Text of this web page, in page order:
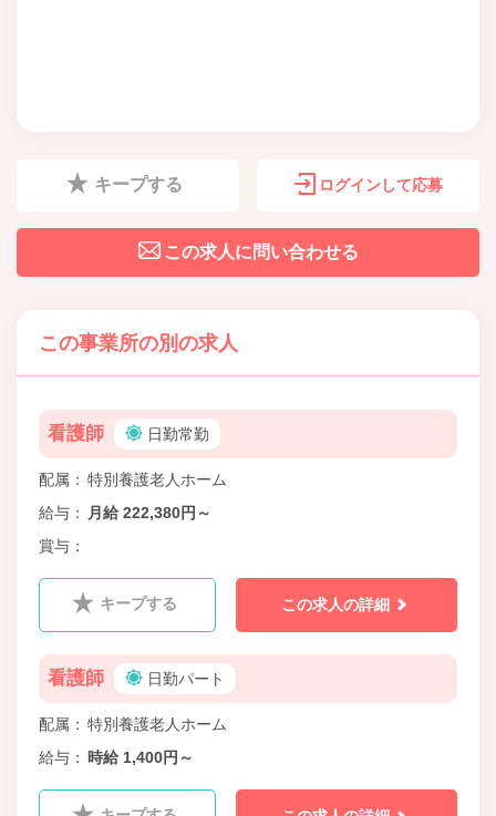
キープする ログインして応募
この求人に問い合わせる
この事業所の別の求人
看護師 日勤常勤
配属
特別養護老人ホーム
給与
月給 222,380円～
賞与
キープする この求人の詳細
看護師 日勤パート
配属
特別養護老人ホーム
給与
時給 1,400円～